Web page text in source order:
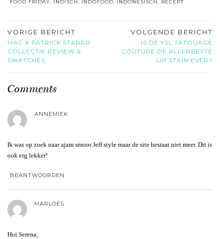
FOOD FRIDAY, INDISCH, INDOFOOD, INDONESISCH, RECEPT
VORIGE BERICHT
MAC X PATRICK STARRR
COLLECTIE REVIEW &
SWATCHES
VOLGENDE BERICHT
IS DE YSL TATOUAGE
COUTURE DE ALLERBESTE
LIP STAIN EVER?
Comments
ANNEMIEK
Ik was op zoek naar ajam smoor Jeff style maar de site bestaat niet meer. Dit is
ook erg lekker!
BEANTWOORDEN
MARLOES
Hoi Serena,